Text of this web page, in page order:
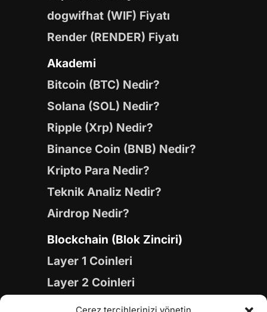
dogwifhat (WIF) Fiyatı
Render (RENDER) Fiyatı
Akademi
Bitcoin (BTC) Nedir?
Solana (SOL) Nedir?
Ripple (Xrp) Nedir?
Binance Coin (BNB) Nedir?
Kripto Para Nedir?
Teknik Analiz Nedir?
Airdrop Nedir?
Blockchain (Blok Zinciri)
Layer 1 Coinleri
Layer 2 Coinleri
Yapay Zeka (AI) Coinleri